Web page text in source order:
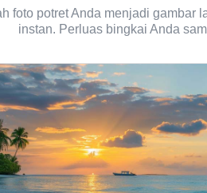
foto potret Anda menjadi
instan. Perluas bingkai Anda